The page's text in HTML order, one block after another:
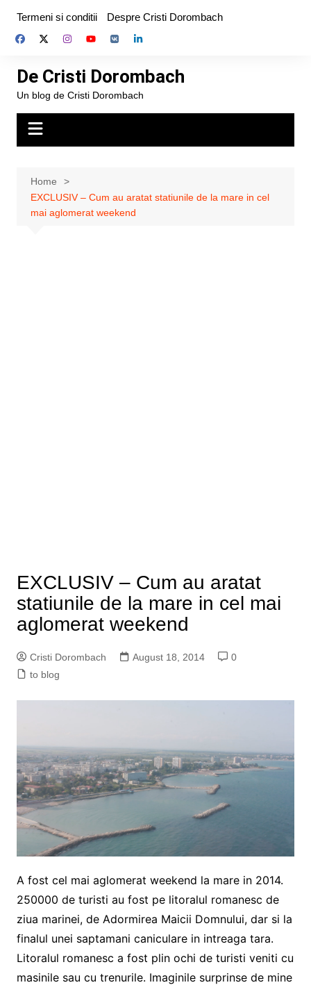
content
Termeni si conditii Despre Cristi Dorombach
De Cristi Dorombach
Un blog de Cristi Dorombach
Home
EXCLUSIV – Cum au aratat statiunile de la mare in cel
mai aglomerat weekend
EXCLUSIV – Cum au aratat
statiunile de la mare in cel mai
aglomerat weekend
Cristi Dorombach August 18, 2014
0
to blog
A fost cel mai aglomerat weekend la mare in 2014.
250000 de turisti au fost pe litoralul romanesc de
ziua marinei, de Adormirea Maicii Domnului, dar si la
finalul unei saptamani caniculare in intreaga tara.
Litoralul romanesc a fost plin ochi de turisti veniti cu
masinile sau cu trenurile. Imaginile surprinse de mine